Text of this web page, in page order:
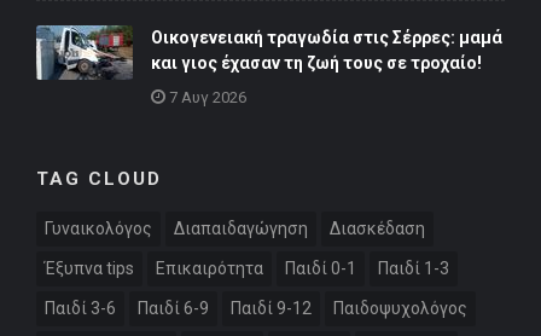
Οικογενειακή τραγωδία στις Σέρρες: μαμά
και γιος έχασαν τη ζωή τους σε τροχαίο!
7 Αυγ 2026
TAG CLOUD
Γυναικολόγος Διαπαιδαγώγηση Διασκέδαση
Έξυπνα tips Επικαιρότητα Παιδί 0-1 Παιδί 1-3
Παιδί 3-6 Παιδί 6-9 Παιδί 9-12 Παιδοψυχολόγος